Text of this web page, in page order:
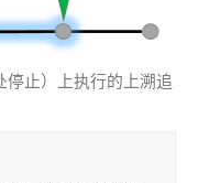
停止）上执行的上溯追